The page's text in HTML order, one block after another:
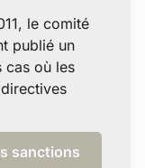
le comité
publié un
cas où les
sanctions